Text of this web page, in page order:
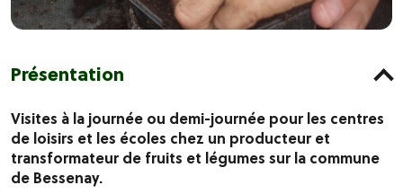
Présentation
Visites à la journée ou demi-journée pour les centres
de loisirs et les écoles chez un producteur et
transformateur de fruits et légumes sur la commune
de Bessenay.